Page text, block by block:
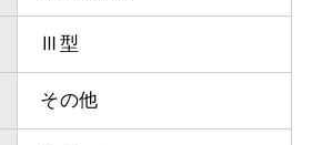
Ⅲ型
その他